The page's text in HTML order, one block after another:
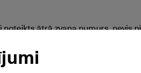
ātrā zvana numurs, nevis